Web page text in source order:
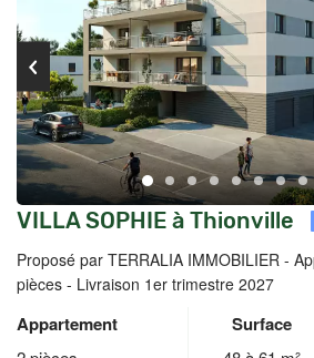
VILLA SOPHIE à Thionville
Proposé par TERRALIA IMMOBILIER -
pièces - Livraison 1er trimestre 2027
Appartement Surface